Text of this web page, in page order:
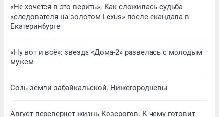
«Не хочется в это верить». Как сложилась судьба
«следователя на золотом Lexus» после скандала в
Екатеринбурге
«Ну вот и всё»: звезда «Дома-2» развелась с молодым
мужем
Соль земли забайкальской. Нижегородцевы
Август перевернет жизнь Козерогов. К чему готовит